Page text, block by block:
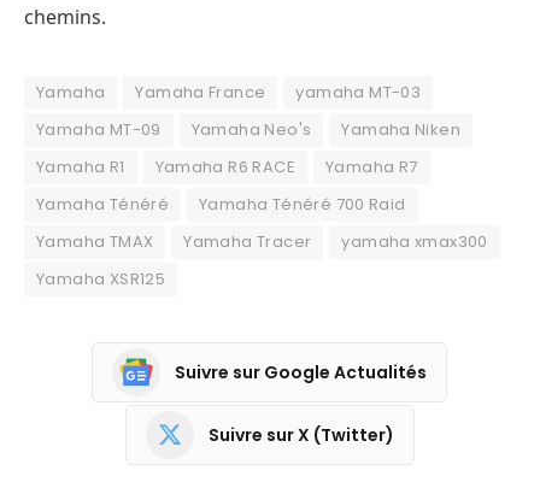
chemins.
Yamaha Yamaha France
yamaha MT-03
Yamaha MT-09
Yamaha Neo's
Yamaha Niken
Yamaha R1
Yamaha R6 RACE
Yamaha R7
Yamaha Ténéré
Yamaha Ténéré 700 Raid
Yamaha TMAX
Yamaha Tracer
yamaha xmax300
Yamaha XSR125
Suivre sur Google Actualités
Suivre sur X (Twitter)